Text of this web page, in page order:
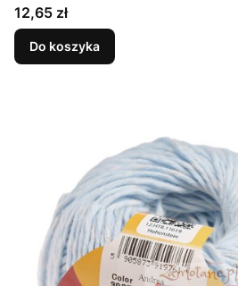
Cena
12,65 zł
Do koszyka